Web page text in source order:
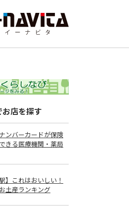
店を探す
ンバーカードが保険
きる医療機関・薬局
】これはおいしい！
土産ランキング